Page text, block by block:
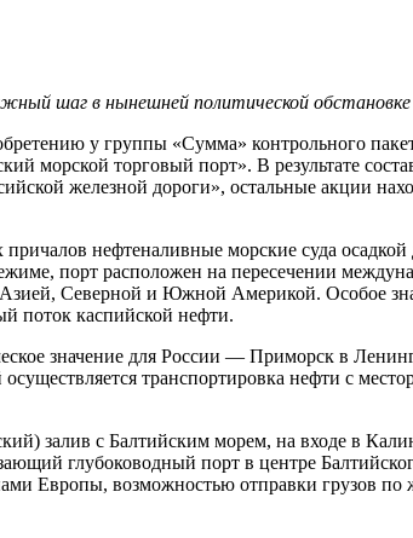
шаг в нынешней политической обстановке
у группы «Сумма» контрольного
морской торговый порт». В результате
железной дороги», остальные акции
нефтеналивные морские суда
порт расположен на пересечении
Северной и Южной Америкой. Особое
поток каспийской нефти.
значение для России — Приморск в
транспортировка нефти с
залив с Балтийским морем, на входе в
глубоководный порт в центре
Европы, возможностью отправки грузов по